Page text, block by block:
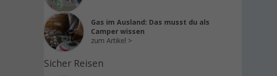
Gas im Ausland: Das musst du als
Camper wissen
zum Artikel
Sicher Reisen